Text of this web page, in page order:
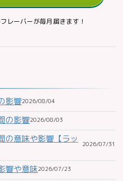
レーバーが毎月届きます！
影響2026/08/04
の影響2026/08/03
の意味や影響【ラッ
2026/07/31
響や意味2026/07/23